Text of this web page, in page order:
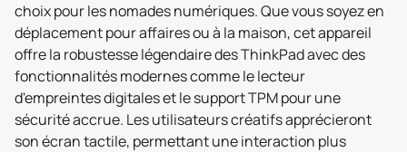
choix pour les nomades numériques. Que vous soyez en
déplacement pour affaires ou à la maison, cet appareil
offre la robustesse légendaire des ThinkPad avec des
fonctionnalités modernes comme le lecteur
d'empreintes digitales et le support TPM pour une
sécurité accrue. Les utilisateurs créatifs apprécieront
son écran tactile, permettant une interaction plus